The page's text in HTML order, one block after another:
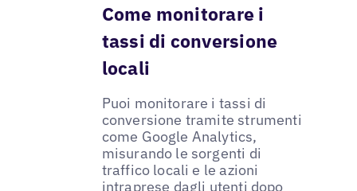
Come monitorare i
tassi di conversione
locali
Puoi monitorare i tassi di
conversione tramite strumenti
come Google Analytics,
misurando le sorgenti di
traffico locali e le azioni
intraprese dagli utenti dopo